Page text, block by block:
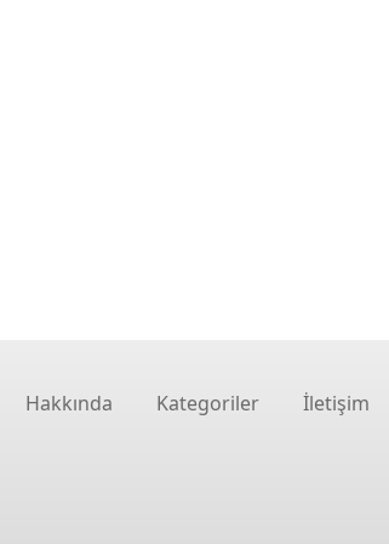
Hakkında Kategoriler İletişim